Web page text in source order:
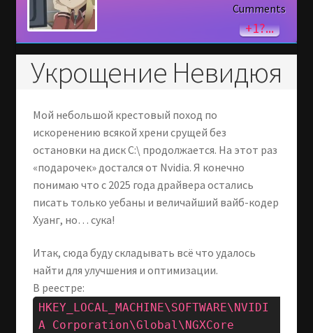
Cumments
+1?...
Укрощение Невидюя
Мой небольшой крестовый поход по
искоренению всякой хрени срущей без
остановки на диск C:\ продолжается. На этот раз
«подарочек» достался от Nvidia. Я конечно
понимаю что с 2025 года драйвера остались
писать только уебаны и величайший вайб-кодер
Хуанг, но… сука!
Итак, сюда буду складывать всё что удалось
найти для улучшения и оптимизации.
В реестре:
HKEY_LOCAL_MACHINE\SOFTWARE\NVIDI
A Corporation\Global\NGXCore